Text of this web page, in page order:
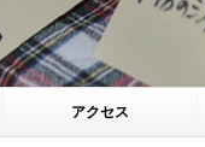
アクセス